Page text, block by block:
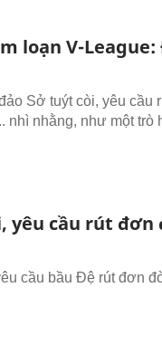
loạn V-
Sở tuýt còi, yêu cầu
nhì nhằng, như một trò
yêu cầu rút đơn
cầu bầu Đệ rút đơn